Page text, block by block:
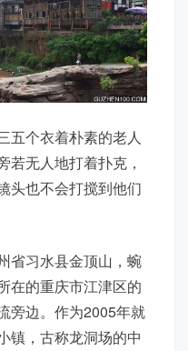
五个衣着朴素的老人
若无人地打着扑克，
头也不会打搅到他们
省习水县金顶山，蜿
在的重庆市江津区的
旁边。作为2005年就
镇，古称龙洞场的中